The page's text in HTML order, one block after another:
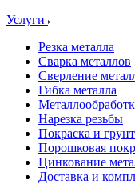
Услуги
Резка металла
Сварка металлов
Сверление
Гибка металла
Нарезка резьбы
Покраска и
Порошковая
Цинкование
Доставка и